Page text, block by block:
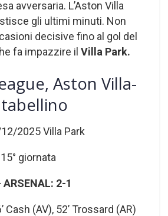
avversaria. L’Aston Villa
gli ultimi minuti. Non
decisive fino al gol del
he fa impazzire il Villa Park.
Aston Villa-
2025 Villa Park
giornata
2-1
Cash (AV), 52’ Trossard (AR)